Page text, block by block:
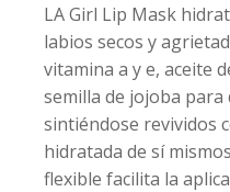
LA Girl Lip Mask
labios secos y
vitamina a y e, aceite
semilla de jojoba
sintiéndose revividos
hidratada de sí
flexible facilita la